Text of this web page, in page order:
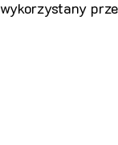
wykorzystany